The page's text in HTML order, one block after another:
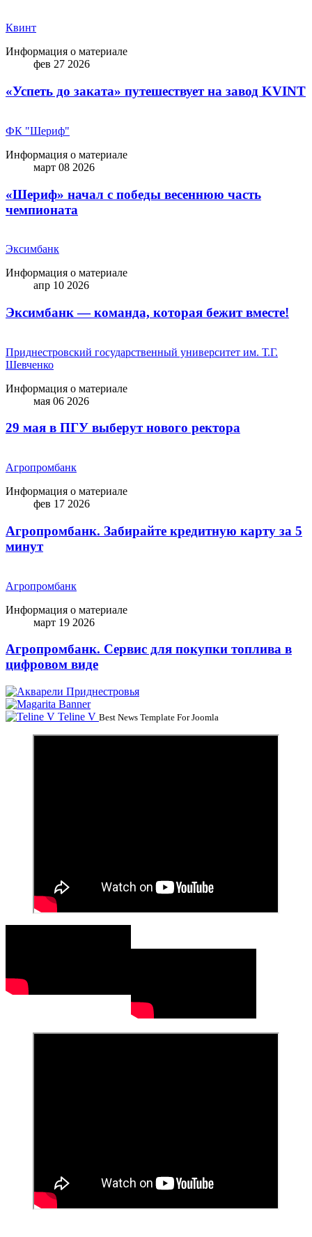
Квинт
Информация о материале
фев 27 2026
«Успеть до заката» путешествует на завод KVINT
ФК "Шериф"
Информация о материале
март 08 2026
«Шериф» начал с победы весеннюю часть
чемпионата
Эксимбанк
Информация о материале
апр 10 2026
Эксимбанк — команда, которая бежит вместе!
Приднестровский государственный университет им. Т.Г.
Шевченко
Информация о материале
мая 06 2026
29 мая в ПГУ выберут нового ректора
Агропромбанк
Информация о материале
фев 17 2026
Агропромбанк. Забирайте кредитную карту за 5
минут
Агропромбанк
Информация о материале
март 19 2026
Агропромбанк. Сервис для покупки топлива в
цифровом виде
Teline V Best News Template For Joomla